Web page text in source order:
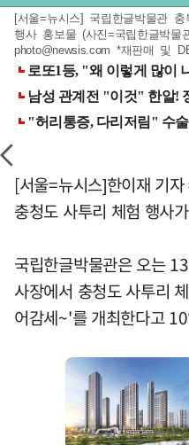
[서울=뉴시스] 국립한글박물관
행사 홍보물 (사진=국립한글박물
photo@newsis.com *재판매 및
[서울=뉴시스]한이재 기
충청도 사투리 체험 행사
국립한글박물관은 오는
사장에서 충청도 사투리
어감세~'를 개최한다고